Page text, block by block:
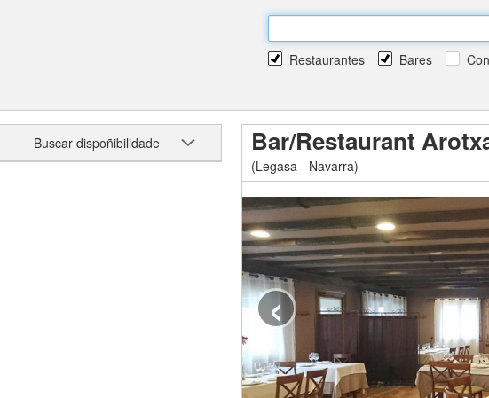
Restaurantes Bares
Buscar dispoñibilidade Bar/Restaurant
(Legasa - Navarra)
‹